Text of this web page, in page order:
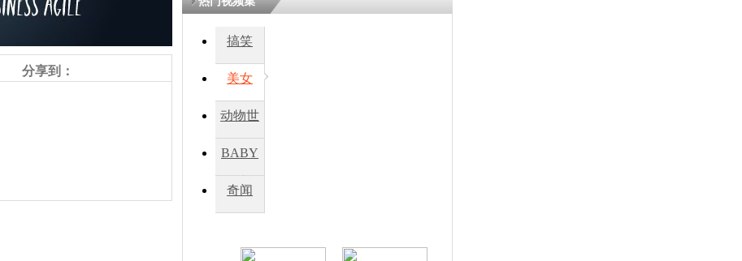
分享到：
搞笑
美女
动物世
BABY
秀
奇闻